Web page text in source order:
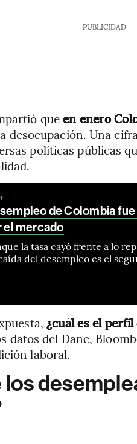
PUBLICIDAD
queen enero
desocupación. Una
políticas públicas
de Colombia
el mercado
la tasa cayó frente a lo
del desempleo es el
¿cuál es el
datos del Dane,
laboral.